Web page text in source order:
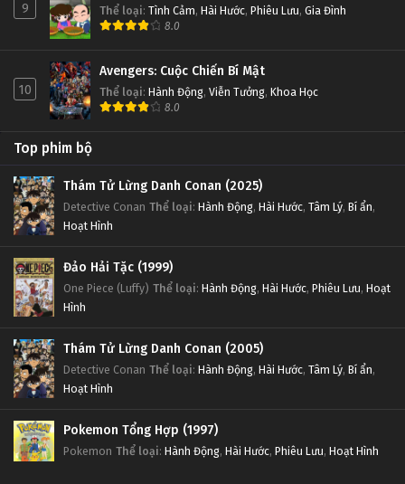
9 Thể loại: Tình Cảm, Hài Hước, Phiêu Lưu, Gia Đình
8.0
10
Avengers: Cuộc Chiến Bí Mật
Thể loại: Hành Động, Viễn Tưởng, Khoa Học
8.0
Top phim bộ
Thám Tử Lừng Danh Conan (2025)
Detective Conan Thể loại: Hành Động, Hài Hước, Tâm Lý, Bí ẩn,
Hoạt Hình
Đảo Hải Tặc (1999)
One Piece (Luffy) Thể loại: Hành Động, Hài Hước, Phiêu Lưu, Hoạt
Hình
Thám Tử Lừng Danh Conan (2005)
Detective Conan Thể loại: Hành Động, Hài Hước, Tâm Lý, Bí ẩn,
Hoạt Hình
Pokemon Tổng Hợp (1997)
Pokemon Thể loại: Hành Động, Hài Hước, Phiêu Lưu, Hoạt Hình